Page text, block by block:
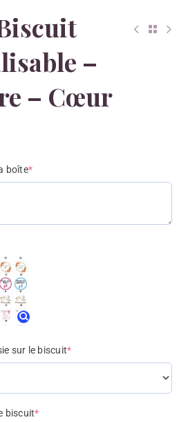
–
– Cœur
boîte*
sur le biscuit*
biscuit*